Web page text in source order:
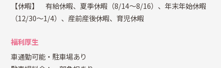
【休暇】 有給休暇、夏季休暇（8/14～8/16）、年末年始休暇
（12/30～1/4）、産前産後休暇、育児休暇
福利厚生
車通勤可能・駐車場あり